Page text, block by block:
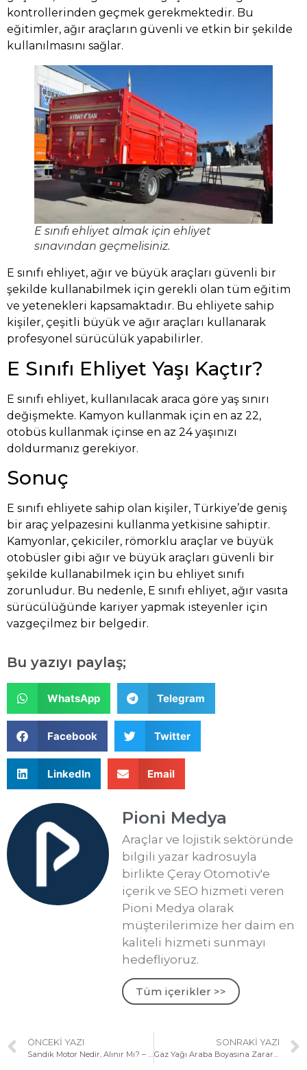
kontrollerinden geçmek gerekmektedir. Bu
eğitimler, ağır araçların güvenli ve etkin bir şekilde
kullanılmasını sağlar.
E sınıfı ehliyet almak için ehliyet
sınavından geçmelisiniz.
E sınıfı ehliyet, ağır ve büyük araçları güvenli bir
şekilde kullanabilmek için gerekli olan tüm eğitim
ve yetenekleri kapsamaktadır. Bu ehliyete sahip
kişiler, çeşitli büyük ve ağır araçları kullanarak
profesyonel sürücülük yapabilirler.
E Sınıfı Ehliyet Yaşı Kaçtır?
E sınıfı ehliyet, kullanılacak araca göre yaş sınırı
değişmekte. Kamyon kullanmak için en az 22,
otobüs kullanmak içinse en az 24 yaşınızı
doldurmanız gerekiyor.
Sonuç
E sınıfı ehliyete sahip olan kişiler, Türkiye’de geniş
bir araç yelpazesini kullanma yetkisine sahiptir.
Kamyonlar, çekiciler, römorklu araçlar ve büyük
otobüsler gibi ağır ve büyük araçları güvenli bir
şekilde kullanabilmek için bu ehliyet sınıfı
zorunludur. Bu nedenle, E sınıfı ehliyet, ağır vasıta
sürücülüğünde kariyer yapmak isteyenler için
vazgeçilmez bir belgedir.
Bu yazıyı paylaş;
WhatsApp Telegram
Facebook Twitter
LinkedIn Email
Pioni Medya
Araçlar ve lojistik sektöründe
bilgili yazar kadrosuyla
birlikte Çeray Otomotiv'e
içerik ve SEO hizmeti veren
Pioni Medya olarak
müşterilerimize her daim en
kaliteli hizmeti sunmayı
hedefliyoruz.
Tüm içerikler >>
ÖNCEKI YAZI
Sandık Motor Nedir, Alınır Mı? – 2024
SONRAKI YAZI
Gaz Yağı Araba Boyasına Zarar Verir Mi?